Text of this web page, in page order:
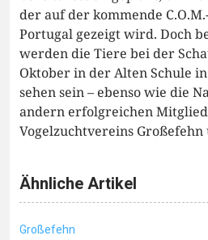
der auf der kommende
Portugal gezeigt wird. Doch
werden die Tiere bei der
Oktober in der Alten Schule
sehen sein – ebenso wie die
andern erfolgreichen
Vogelzuchtvereins Großefehn
Ähnliche Artikel
Großefehn